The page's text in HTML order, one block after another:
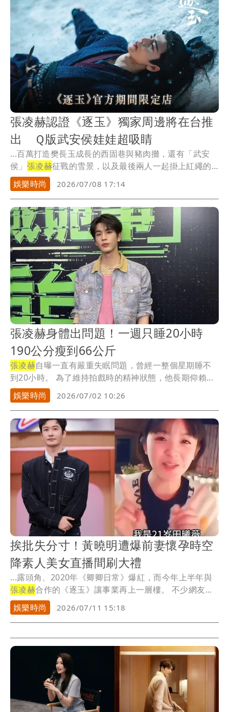
張凌赫認證《逐玉》獨家周邊將在台推
出 Ｑ版武安侯娃娃超吸睛
...百萬打造樊長玉成長的西固巷與豬肉攤，還有「武安
侯」 張凌赫征戰的雪景，以及最後兩人一起掛上紅繩的
姻緣樹...
娛樂時尚 2026/07/08 17:14
張凌赫身體出問題！一週只睡20小時
190公分瘦到66公斤
張凌赫自曝一直有嚴重失眠問題，曾經一整個星期睡不
到20小時。 為了維持拍戲時的精神狀態，他長期仰賴...
娛樂時尚
2026/07/02 10:26
挨批失分寸！黃曉明遭爆前妻懷孕時空
降素人美女直播間刷大禮
...露頭角、2020年《卿卿日常》爆紅，而今年上半年與
張凌赫
合作的《逐玉》讓事業再上一層樓。 不少網友...
娛樂時尚
2026/07/11 15:18